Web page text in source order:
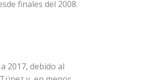
finales del 2008.
2017, debido al